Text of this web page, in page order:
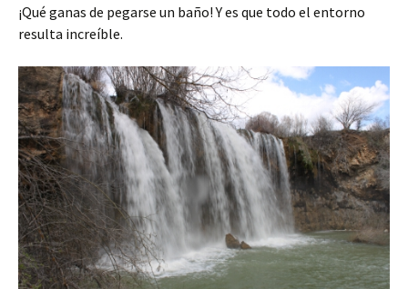
¡Qué ganas de pegarse un baño! Y es que todo el entorno
resulta increíble.